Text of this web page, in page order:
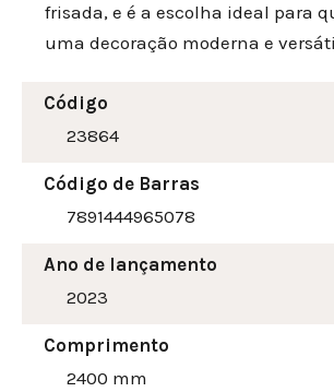
frisada, e é a escolha ideal para
uma decoração moderna e
Código
23864
Código de Barras
7891444965078
Ano de lançamento
2023
Comprimento
2400 mm